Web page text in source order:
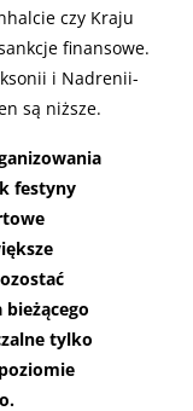
czy Kraju
finansowe.
i Nadrenii-
są niższe.
festyny
tylko